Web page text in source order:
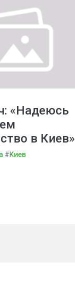
«Надеюсь
в Киев»
#Киев